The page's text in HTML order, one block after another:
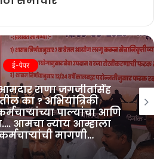
ई-पेपर
आराखड्याच्या यशस्वी
मंत्रोचारात संकल्प